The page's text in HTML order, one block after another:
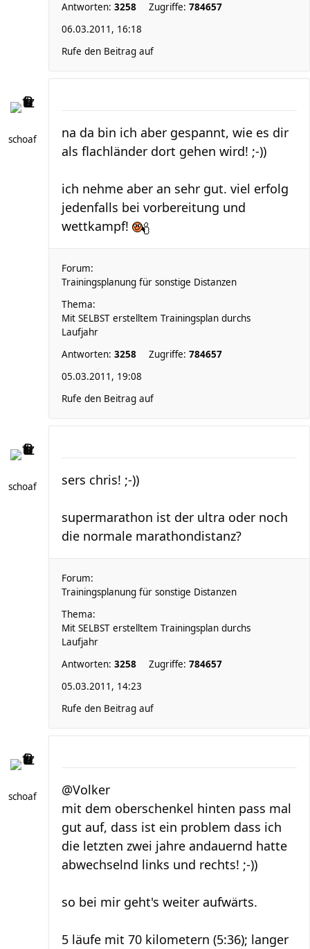
Antworten: 3258 Zugriffe: 784657
06.03.2011, 16:18
Rufe den Beitrag auf
schoaf
na da bin ich aber gespannt, wie es dir
als flachländer dort gehen wird! ;-))
ich nehme aber an sehr gut. viel erfolg
jedenfalls bei vorbereitung und
wettkampf!
Forum:
Trainingsplanung für sonstige Distanzen
Thema:
Mit SELBST erstelltem Trainingsplan durchs
Laufjahr
Antworten: 3258 Zugriffe: 784657
05.03.2011, 19:08
Rufe den Beitrag auf
schoaf sers chris! ;-))
supermarathon ist der ultra oder noch
die normale marathondistanz?
Forum:
Trainingsplanung für sonstige Distanzen
Thema:
Mit SELBST erstelltem Trainingsplan durchs
Laufjahr
Antworten: 3258 Zugriffe: 784657
05.03.2011, 14:23
Rufe den Beitrag auf
schoaf
@Volker
mit dem oberschenkel hinten pass mal
gut auf, dass ist ein problem dass ich
die letzten zwei jahre andauernd hatte
abwechselnd links und rechts! ;-))
so bei mir geht's weiter aufwärts.
5 läufe mit 70 kilometern (5:36); langer